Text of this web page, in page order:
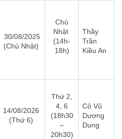
30/08/2025
(Chủ Nhật)
Chủ
Nhật
(14h-
18h)
Thầy
Trần
Kiều An
14/08/2026
(Thứ 6)
Thứ 2,
4, 6
(18h30
–
20h30)
Cô Vũ
Dương
Dung